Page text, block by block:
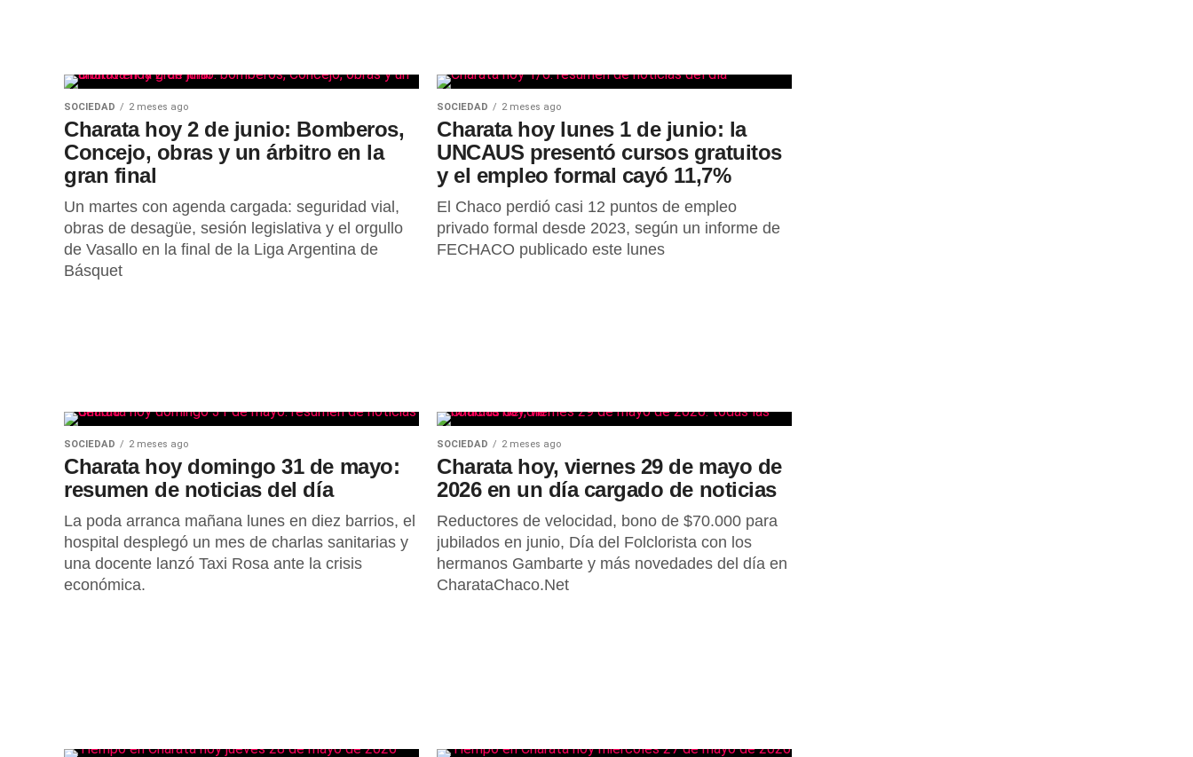
SOCIEDAD 2 meses ago
Charata hoy 2 de junio: Bomberos,
Concejo, obras y un árbitro en la
gran final
Un martes con agenda cargada: seguridad vial,
obras de desagüe, sesión legislativa y el orgullo
de Vasallo en la final de la Liga Argentina de
Básquet
SOCIEDAD 2 meses ago
Charata hoy lunes 1 de junio: la
UNCAUS presentó cursos gratuitos
y el empleo formal cayó 11,7%
El Chaco perdió casi 12 puntos de empleo
privado formal desde 2023, según un informe de
FECHACO publicado este lunes
SOCIEDAD 2 meses ago
Charata hoy domingo 31 de mayo:
resumen de noticias del día
La poda arranca mañana lunes en diez barrios, el
hospital desplegó un mes de charlas sanitarias y
una docente lanzó Taxi Rosa ante la crisis
económica.
SOCIEDAD 2 meses ago
Charata hoy, viernes 29 de mayo de
2026 en un día cargado de noticias
Reductores de velocidad, bono de $70.000 para
jubilados en junio, Día del Folclorista con los
hermanos Gambarte y más novedades del día en
CharataChaco.Net